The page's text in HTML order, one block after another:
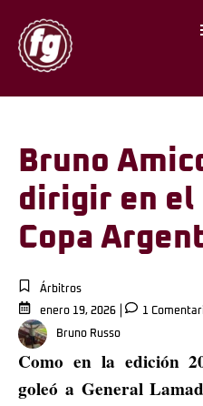
Bruno
dirigir en el
Copa
Árbitros
enero 19, 2026
1
Bruno Russo
Como en la edición
goleó a General